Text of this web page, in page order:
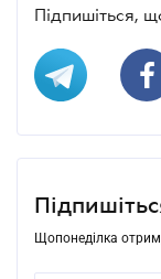
Підпишіться,
Щопонеділка